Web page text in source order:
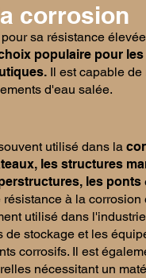
corrosion
sa résistance
populaire pour les
Il est capable de
d'eau salée.
utilisé dans la
les structures
les ponts
à la corrosion
utilisé dans
de stockage et les
corrosifs. Il est
nécessitant un